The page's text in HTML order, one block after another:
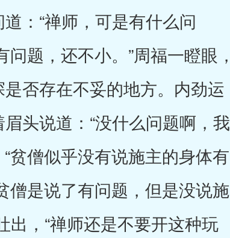
：“禅师，可是有什么问
问题，还不小。”周福一瞪眼，
否存在不妥的地方。内劲运
头说道：“没什么问题啊，我
贫僧似乎没有说施主的身体有
僧是说了有问题，但是没说施
出，“禅师还是不要开这种玩